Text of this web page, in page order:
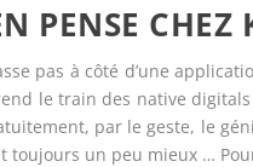
PENSE CHEZ
pas à côté d’une
le train des native
par le geste, le
toujours un peu mieux …